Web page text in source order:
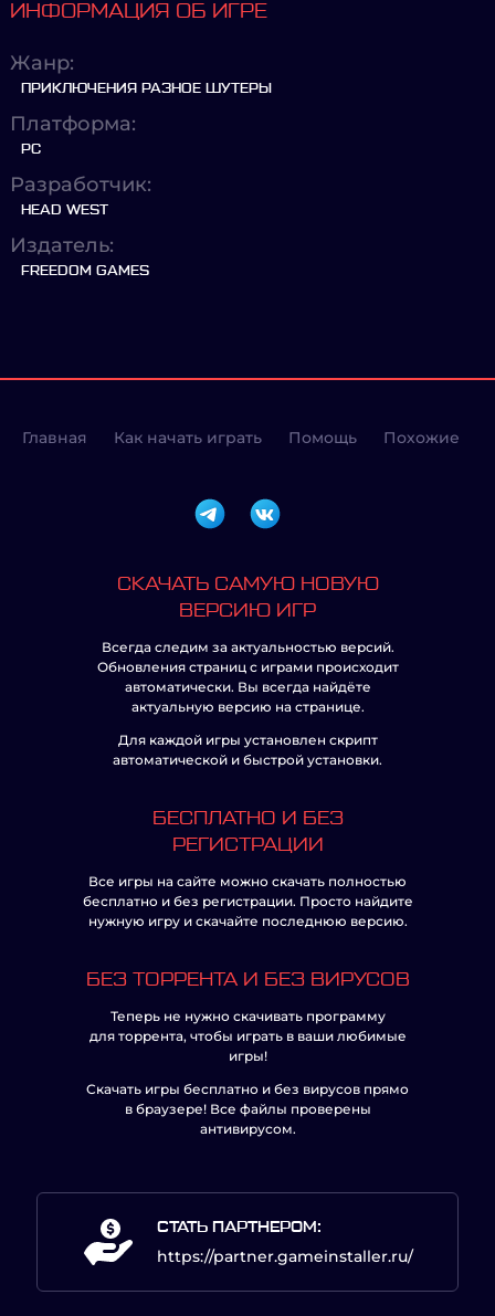
ИНФОРМАЦИЯ ОБ ИГРЕ
Жанр:
ПРИКЛЮЧЕНИЯ РАЗНОЕ ШУТЕРЫ
Платформа:
PC
Разработчик:
HEAD WEST
Издатель:
FREEDOM GAMES
Главная Как начать играть Помощь Похожие
СКАЧАТЬ САМУЮ НОВУЮ
ВЕРСИЮ ИГР
Всегда следим за актуальностью версий.
Обновления страниц с играми происходит
автоматически. Вы всегда найдёте
актуальную версию на странице.
Для каждой игры установлен скрипт
автоматической и быстрой установки.
БЕСПЛАТНО И БЕЗ
РЕГИСТРАЦИИ
Все игры на сайте можно скачать полностью
бесплатно и без регистрации. Просто найдите
нужную игру и скачайте последнюю версию.
БЕЗ ТОРРЕНТА И БЕЗ ВИРУСОВ
Теперь не нужно скачивать программу
для торрента, чтобы играть в ваши любимые
игры!
Скачать игры бесплатно и без вирусов прямо
в браузере! Все файлы проверены
антивирусом.
СТАТЬ ПАРТНЕРОМ:
https://partner.gameinstaller.ru/